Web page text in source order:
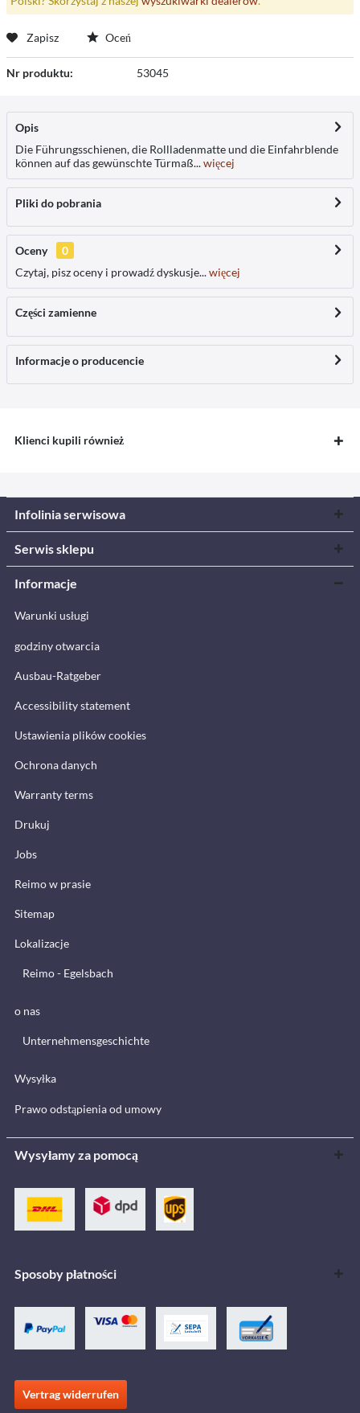
Zapisz Oceń
Nr produktu: 53045
Opis
Die Führungsschienen, die Rollladenmatte und die Einfahrblende
können auf das gewünschte Türmaß...więcej
Pliki do pobrania
Oceny
0
Czytaj, pisz oceny i prowadź dyskusje...więcej
Części zamienne
Informacje o producencie
Klienci kupili również
Infolinia serwisowa
Serwis sklepu
Informacje
Warunki usługi
godziny otwarcia
Ausbau-Ratgeber
Accessibility statement
Ustawienia plików cookies
Ochrona danych
Warranty terms
Drukuj
Jobs
Reimo w prasie
Sitemap
Lokalizacje
Reimo - Egelsbach
o nas
Unternehmensgeschichte
Wysyłka
Prawo odstąpienia od umowy
Wysyłamy za pomocą
Sposoby płatności
Vertrag widerrufen